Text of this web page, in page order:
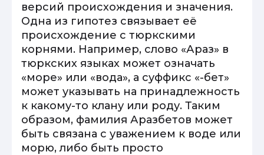
версий происхождения и значения.
Одна из гипотез связывает её
происхождение с тюркскими
корнями. Например, слово «Араз» в
тюркских языках может означать
«море» или «вода», а суффикс «-бет»
может указывать на принадлежность
к какому-то клану или роду. Таким
образом, фамилия Аразбетов может
быть связана с уважением к воде или
морю, либо быть просто